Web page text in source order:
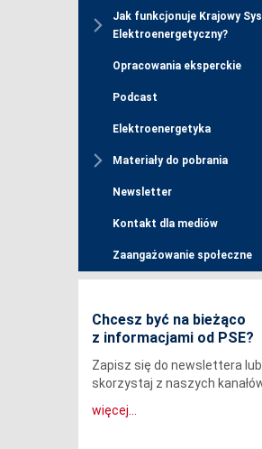
Jak funkcjonuje Krajowy
Elektroenergetyczny?
Opracowania eksperckie
Podcast
Elektroenergetyka
Materiały do pobrania
Newsletter
Kontakt dla mediów
Zaangażowanie społeczne
Chcesz być na bieżąco
z informacjami od PSE?
Zapisz się do newslettera lub
skorzystaj z naszych kanałów
więcej...